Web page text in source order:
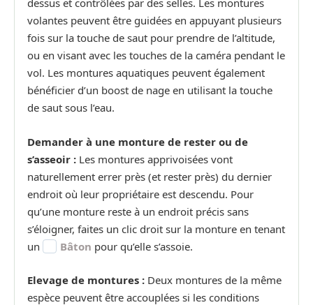
dessus et contrôlées par des selles. Les montures
volantes peuvent être guidées en appuyant plusieurs
fois sur la touche de saut pour prendre de l’altitude,
ou en visant avec les touches de la caméra pendant le
vol. Les montures aquatiques peuvent également
bénéficier d’un boost de nage en utilisant la touche
de saut sous l’eau.
Demander à une monture de rester ou de
s’asseoir : Les montures apprivoisées vont
naturellement errer près (et rester près) du dernier
endroit où leur propriétaire est descendu. Pour
qu’une monture reste à un endroit précis sans
s’éloigner, faites un clic droit sur la monture en tenant
un
Bâton pour qu’elle s’assoie.
Elevage de montures : Deux montures de la même
espèce peuvent être accouplées si les conditions